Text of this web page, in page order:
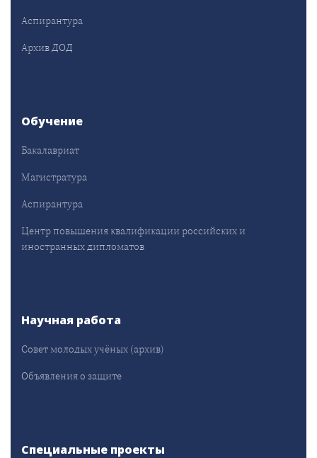
Аспирантура
Архив ДОД
Обучение
Бакалавриат
Магистратура
Аспирантура
Центр повышения квалификации российских и
иностранных дипломатов
Научная работа
Совет молодых учёных (архив)
Объявления о защите
Специальные проекты